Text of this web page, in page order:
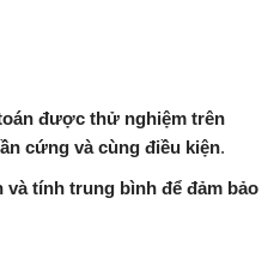
được thử nghiệm trên
cứng và cùng điều kiện.
và tính trung bình để đảm bảo